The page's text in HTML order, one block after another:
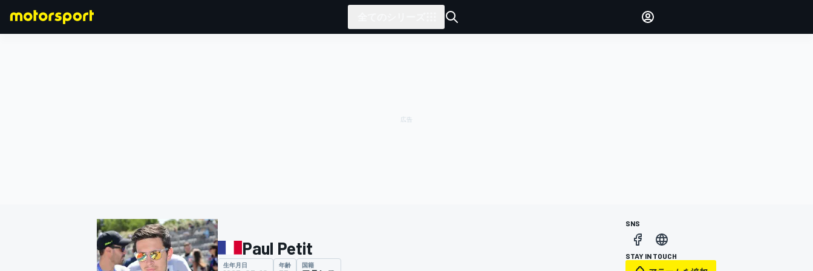
Paul Petit
生年月日 年齢 国籍
SNS
STAY IN TOUCH